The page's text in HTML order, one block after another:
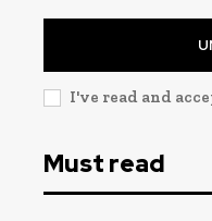
I've read and
Must read